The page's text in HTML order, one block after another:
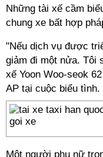
Những tài xế cầm
chung xe bất hợp
"Nếu dịch vụ được
giảm đi một nửa. Tôi
xế Yoon Woo-seok
AP tại cuộc biểu tình.
Một người phụ nữ